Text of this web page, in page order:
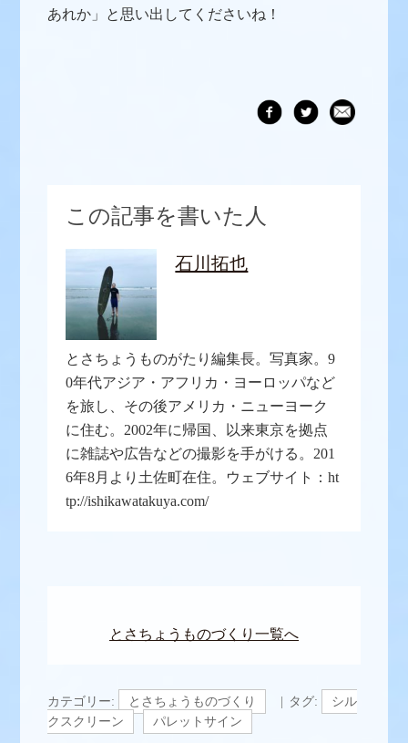
あれか」と思い出してくださいね！
この記事を書いた人
石川拓也
とさちょうものがたり編集長。写真家。9
0年代アジア・アフリカ・ヨーロッパなど
を旅し、その後アメリカ・ニューヨーク
に住む。2002年に帰国、以来東京を拠点
に雑誌や広告などの撮影を手がける。201
6年8月より土佐町在住。ウェブサイト：ht
tp://ishikawatakuya.com/
とさちょうものづくり一覧へ
カテゴリー: とさちょうものづくり タグ:
シル
クスクリーン
パレットサイン